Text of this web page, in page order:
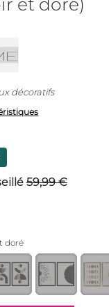
et doré)
décoratifs
59,99 €
doré